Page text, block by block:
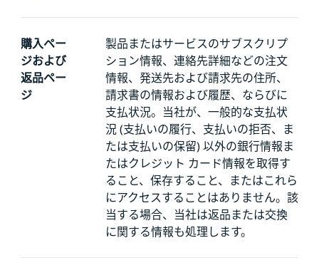
購入ペー
ジおよび
返品ペー
ジ
製品またはサービスのサブスクリプ
ション情報、連絡先詳細などの注文
情報、発送先および請求先の住所、
請求書の情報および履歴、ならびに
支払状況。当社が、一般的な支払状
況 (支払いの履行、支払いの拒否、ま
たは支払いの保留) 以外の銀行情報ま
たはクレジット カード情報を取得す
ること、保存すること、またはこれら
にアクセスすることはありません。該
当する場合、当社は返品または交換
に関する情報も処理します。